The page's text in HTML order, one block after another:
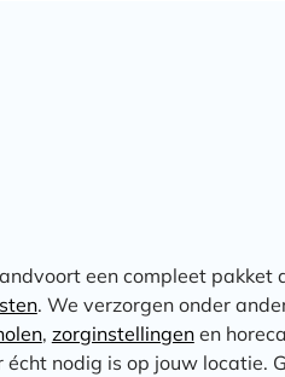
een compleet pakket
. We verzorgen onder
, zorginstellingenen
nodig is op jouw locatie.